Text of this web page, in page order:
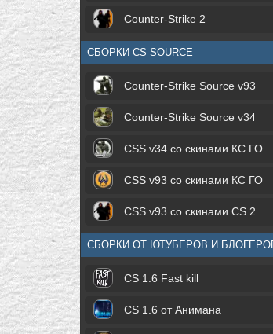
Counter-Strike 2
СБОРКИ CS SOURCE
Counter-Strike Source v93
Counter-Strike Source v34
CSS v34 со скинами КС ГО
CSS v93 со скинами КС ГО
CSS v93 со скинами CS 2
СБОРКИ ОТ ЮТУБЕРОВ И
CS 1.6 Fast kill
CS 1.6 от Анимана